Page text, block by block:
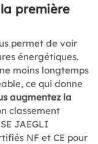
première
permet de voir
énergétiques.
moins longtemps
ce qui donne
augmentez la
classement
JAEGLI
NF et CE pour